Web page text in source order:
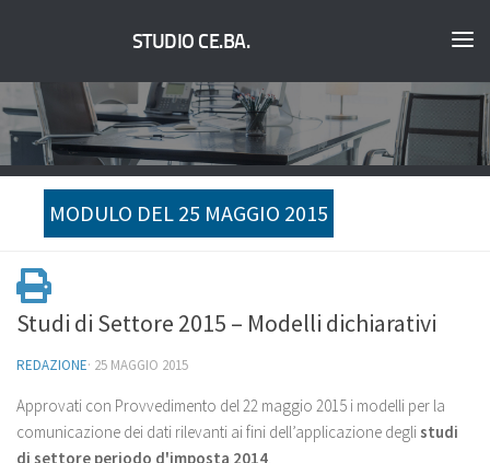
STUDIO CE.BA.
MODULO DEL 25 MAGGIO 2015
Studi di Settore 2015 – Modelli dichiarativi
REDAZIONE· 25 MAGGIO 2015
Approvati con Provvedimento del 22 maggio 2015 i modelli per la
comunicazione dei dati rilevanti ai fini dell’applicazione deglistudi
di settore periodo d'imposta 2014.